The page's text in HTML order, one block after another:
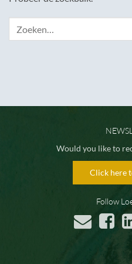
Would you like to
Click here
Follow